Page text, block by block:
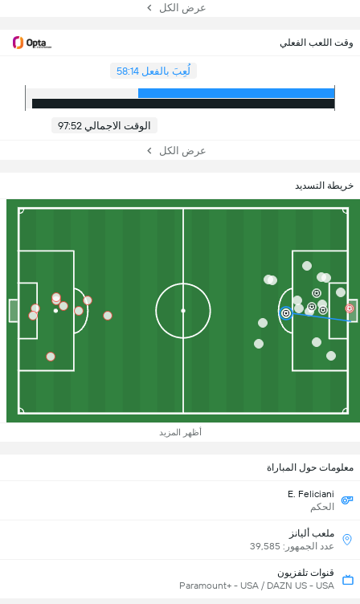
عرض الكل
وقت اللعب الفعلي
لُعِبَ بالفعل 58:14
الوقت الاجمالي 97:52
عرض الكل
خريطة التسديد
أظهر المزيد
معلومات حول المباراة
E. Feliciani
الحكم
ملعب أليانز
عدد الجمهور: 39,585
قنوات تلفزيون
Paramount+ - USA / DAZN US - USA